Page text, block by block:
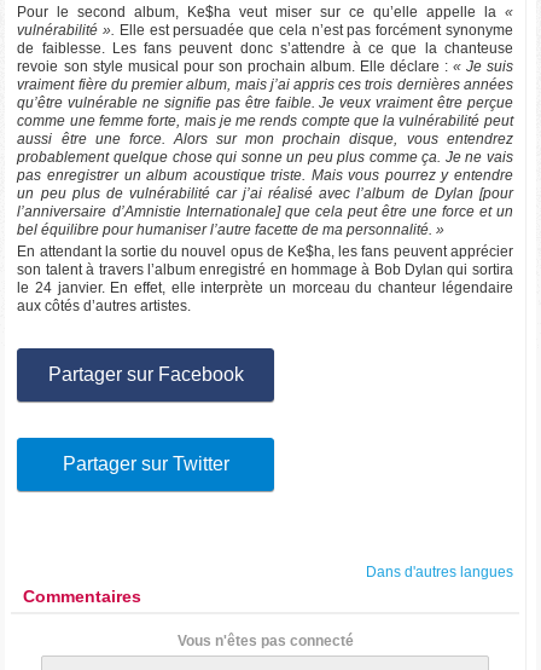
Pour le second album, Ke$ha veut miser sur ce qu’elle appelle la «
vulnérabilité ». Elle est persuadée que cela n’est pas forcément synonyme
de faiblesse. Les fans peuvent donc s’attendre à ce que la chanteuse
revoie son style musical pour son prochain album. Elle déclare : « Je suis
vraiment fière du premier album, mais j’ai appris ces trois dernières années
qu’être vulnérable ne signifie pas être faible. Je veux vraiment être perçue
comme une femme forte, mais je me rends compte que la vulnérabilité peut
aussi être une force. Alors sur mon prochain disque, vous entendrez
probablement quelque chose qui sonne un peu plus comme ça. Je ne vais
pas enregistrer un album acoustique triste. Mais vous pourrez y entendre
un peu plus de vulnérabilité car j’ai réalisé avec l’album de Dylan [pour
l’anniversaire d’Amnistie Internationale] que cela peut être une force et un
bel équilibre pour humaniser l’autre facette de ma personnalité. »
En attendant la sortie du nouvel opus de Ke$ha, les fans peuvent apprécier
son talent à travers l’album enregistré en hommage à Bob Dylan qui sortira
le 24 janvier. En effet, elle interprète un morceau du chanteur légendaire
aux côtés d’autres artistes.
Partager sur Facebook
Partager sur Twitter
Dans d'autres langues
Commentaires
Vous n'êtes pas connecté